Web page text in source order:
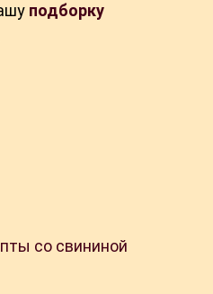
подборку
со свининой